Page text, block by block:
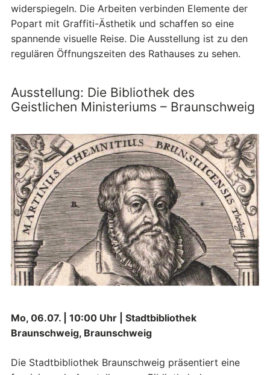
widerspiegeln. Die Arbeiten verbinden Elemente der
Popart mit Graffiti-Ästhetik und schaffen so eine
spannende visuelle Reise. Die Ausstellung ist zu den
regulären Öffnungszeiten des Rathauses zu sehen.
Ausstellung: Die Bibliothek des
Geistlichen Ministeriums – Braunschweig
Mo, 06.07. | 10:00 Uhr | Stadtbibliothek
Braunschweig, Braunschweig
Die Stadtbibliothek Braunschweig präsentiert eine